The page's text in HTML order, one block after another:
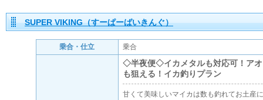
SUPER VIKING（すーぱーばいきんぐ）
乗合・仕立 乗合
◇半夜便◇イカメタルも対応可！アオ
も狙える！イカ釣りプラン
甘くて美味しいマイカは数も釣れてお土産